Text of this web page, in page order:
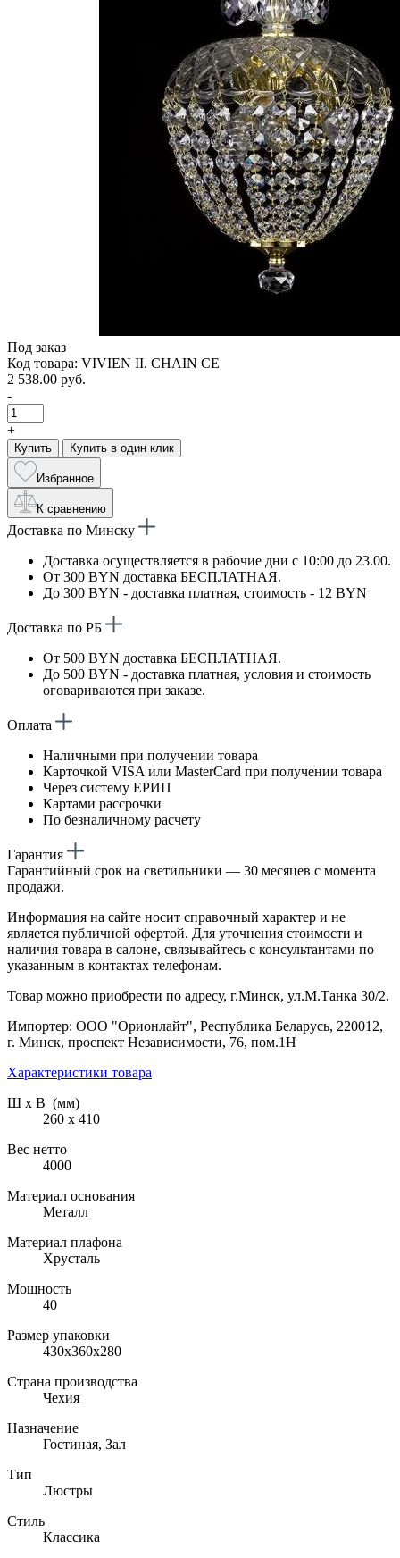
Под заказ
Код товара: VIVIEN II. CHAIN CE
2 538.00 руб.
-
+
Купить Купить в один клик
Избранное
К сравнению
Доставка по Минску
Доставка осуществляется в рабочие дни с 10:00 до 23.00.
От 300 BYN доставка БЕСПЛАТНАЯ.
До 300 BYN - доставка платная, стоимость - 12 BYN
Доставка по РБ
От 500 BYN доставка БЕСПЛАТНАЯ.
До 500 BYN - доставка платная, условия и стоимость
оговариваются при заказе.
Оплата
Наличными при получении товара
Карточкой VISA или MasterCard при получении товара
Через систему ЕРИП
Картами рассрочки
По безналичному расчету
Гарантия
Гарантийный срок на светильники — 30 месяцев с момента
продажи.
Информация на сайте носит справочный характер и не
является публичной офертой. Для уточнения стоимости и
наличия товара в салоне, связывайтесь с консультантами по
указанным в контактах телефонам.
Товар можно приобрести по адресу, г.Минск, ул.М.Танка 30/2.
Импортер: ООО "Орионлайт", Республика Беларусь, 220012,
г. Минск, проспект Независимости, 76, пом.1Н
Характеристики товара
Ш х В (мм)
260 х 410
Вес нетто
4000
Материал основания
Металл
Материал плафона
Хрусталь
Мощность
40
Размер упаковки
430x360x280
Страна производства
Чехия
Назначение
Гостиная, Зал
Тип
Люстры
Стиль
Классика